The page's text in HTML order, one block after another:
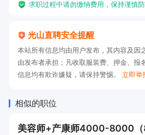
求职过程中请勿缴纳费用，保持谨慎防
光山直聘安全提醒
本站所有信息均由用户发布，其内容及因
由发布者承担；凡收取服装费、押金、报
信息均有欺诈嫌疑，请保持警惕。 立即举
相似的职位